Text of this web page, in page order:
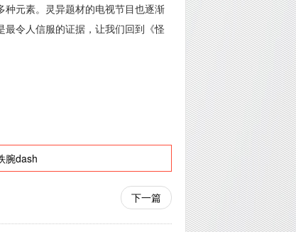
元素。灵异题材的电视节目也逐渐
令人信服的证据，让我们回到《怪
腕dash
下一篇